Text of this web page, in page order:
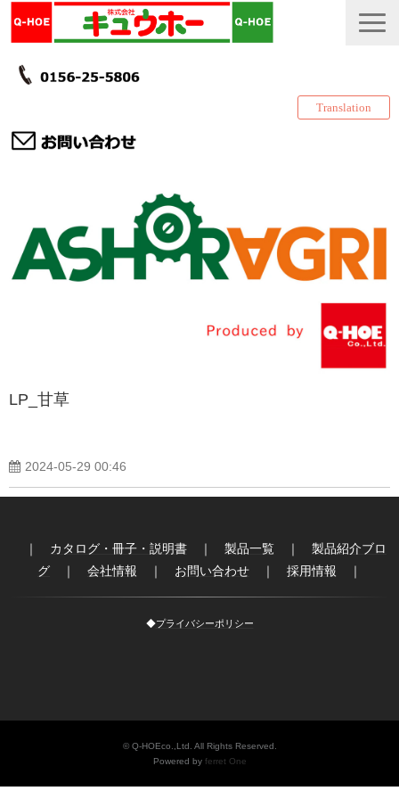
Translation
カタログ・冊子 DL
説明書
LP_甘草
2024-05-29 00:46
｜ カタログ・冊子・説明書 ｜ 製品一覧 ｜ 製品紹介ブロ
グ ｜ 会社情報 ｜ お問い合わせ ｜ 採用情報 ｜
◆プライバシーポリシー
© Q-HOEco.,Ltd. All Rights Reserved.
Powered by ferret One